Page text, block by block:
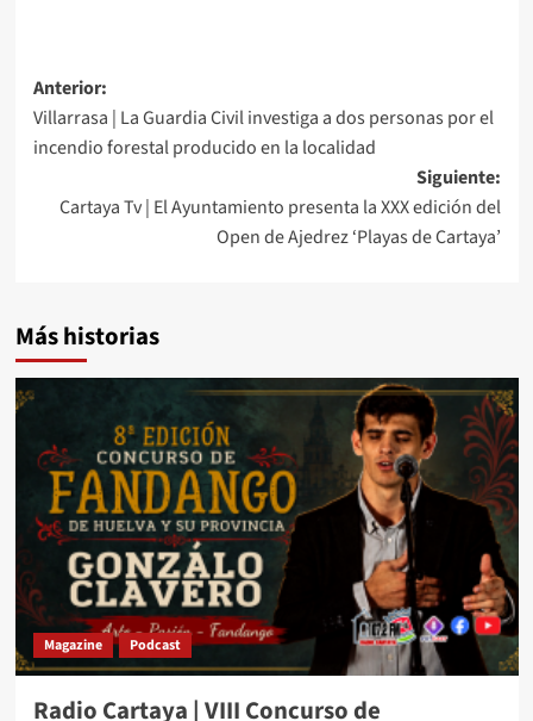
Anterior:
Villarrasa | La Guardia Civil investiga a dos personas por el
incendio forestal producido en la localidad
Siguiente:
Cartaya Tv | El Ayuntamiento presenta la XXX edición del
Open de Ajedrez ‘Playas de Cartaya’
Más historias
Magazine Podcast
Radio Cartaya | VIII Concurso de